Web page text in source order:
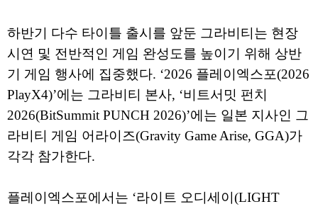
하반기 다수 타이틀 출시를 앞둔 그라비티는 현장
시연 및 전반적인 게임 완성도를 높이기 위해 상반
기 게임 행사에 집중했다. ‘2026 플레이엑스포(2026
PlayX4)’에는 그라비티 본사, ‘비트서밋 펀치
2026(BitSummit PUNCH 2026)’에는 일본 지사인 그
라비티 게임 어라이즈(Gravity Game Arise, GGA)가
각각 참가한다.
플레이엑스포에서는 ‘라이트 오디세이(LIGHT